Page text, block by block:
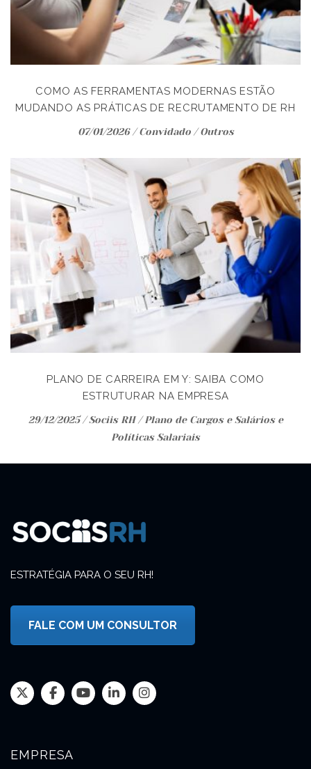
COMO AS FERRAMENTAS MODERNAS ESTÃO
MUDANDO AS PRÁTICAS DE RECRUTAMENTO DE RH
07/01/2026/Convidado/Outros
PLANO DE CARREIRA EM Y: SAIBA COMO
ESTRUTURAR NA EMPRESA
29/12/2025/Sociis RH/Plano de Cargos e Salários e
Políticas Salariais
ESTRATÉGIA PARA O SEU RH!
FALE COM UM CONSULTOR
EMPRESA